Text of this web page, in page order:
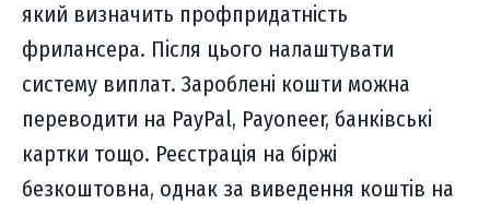
який визначить профпридатність
фрилансера. Після цього налаштувати
систему виплат. Зароблені кошти можна
переводити на PayPal, Payoneer, банківські
картки тощо. Реєстрація на біржі
безкоштовна, однак за виведення коштів на